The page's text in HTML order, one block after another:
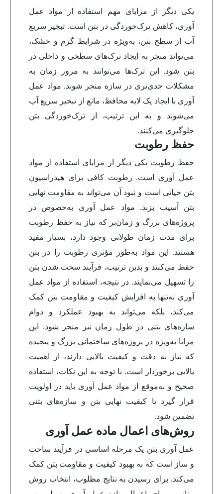
یکی دیگر از مزایای مهم استفاده از مواد عمل
آوری، کاهش ترک‌خوردگی در بتن است. تبخیر سریع
آب از سطح بتن، به‌ویژه در شرایط گرم و خشک،
می‌تواند منجر به ایجاد ترک‌های سطحی و داخلی در
بتن شود. این ترک‌ها می‌توانند به مرور زمان به
مشکلات جدی‌تری در سازه منجر شوند. مواد عمل
آوری با ایجاد یک لایه محافظ، مانع از تبخیر سریع آب
می‌شوند و به این ترتیب، از ترک‌خوردگی بتن
جلوگیری می‌کنند.
حفظ رطوبت
حفظ رطوبت یکی دیگر از مزایای استفاده از مواد
عمل آوری است. رطوبت کافی برای هیدراسیون
بتن حیاتی است و نبود آن می‌تواند به مقاومت نهایی
بتن آسیب بزند. مواد عمل آوری به‌خصوص در
پروژه‌های بزرگ و زمان‌بر که نیاز به حفظ رطوبت
برای مدت زمان طولانی وجود دارد، بسیار مفید
هستند. این مواد به‌طور مؤثری رطوبت را در بتن
حفظ می‌کنند و بدین ترتیب، فرآیند سخت شدن بتن
را تسهیل می‌نمایند. در نتیجه، استفاده از مواد عمل
آوری نه‌تنها به افزایش کیفیت و مقاومت بتن کمک
می‌کند، بلکه می‌تواند به بهبود عملکرد و دوام
سازه‌های بتنی در طول زمان نیز منجر شود. این
مزایا به‌ویژه در پروژه‌های ساختمانی بزرگ و پیچیده
که نیاز به دقت و کیفیت بالایی دارند، از اهمیت
بالایی برخوردار است. با توجه به این نکات، استفاده
صحیح و به‌موقع از مواد عمل آوری باید در اولویت
قرار گیرد تا کیفیت نهایی بتن و سازه‌های بتنی
تضمین شود.
روش‌های اعمال ماده عمل آوری
عمل آوری بتن یک مرحله اساسی در فرآیند ساخت
و ساز است که به بهبود کیفیت و مقاومت بتن کمک
می‌کند. برای رسیدن به نتایج مطلوب، انتخاب روش